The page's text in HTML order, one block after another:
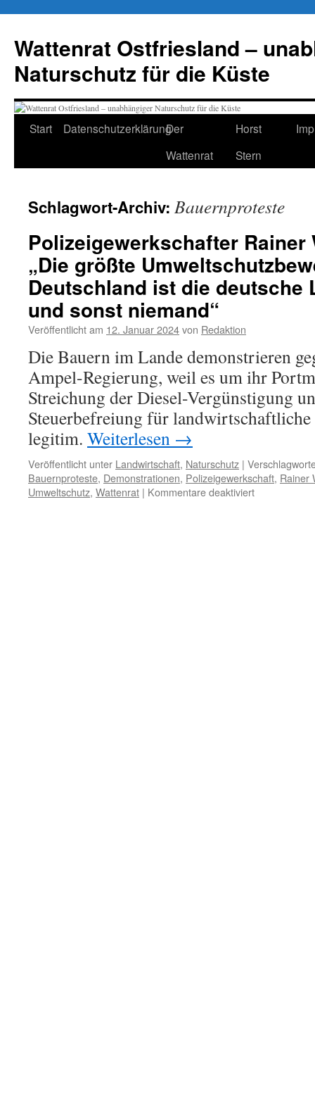
springen
Wattenrat Ostfriesland –
Naturschutz für die Küste
Start DatenschutzerklärungDer
Wattenrat
Horst
Stern
Schlagwort-Archiv: Bauernproteste
Polizeigewerkschafter Rainer
„Die größte
Deutschland ist die deutsche
und sonst niemand“
Veröffentlicht am 12. Januar 2024von Redaktion
Die Bauern im Lande demonstrieren
Ampel-Regierung, weil es um ihr
Streichung der Diesel-Vergünstigung
Steuerbefreiung für landwirtschaftliche
legitim. Weiterlesen →
Veröffentlicht unter Landwirtschaft, Naturschutz |
Bauernproteste, Demonstrationen, Polizeigewerkschaft, Rainer
Umweltschutz, Wattenrat | Kommentare deaktiviertfür